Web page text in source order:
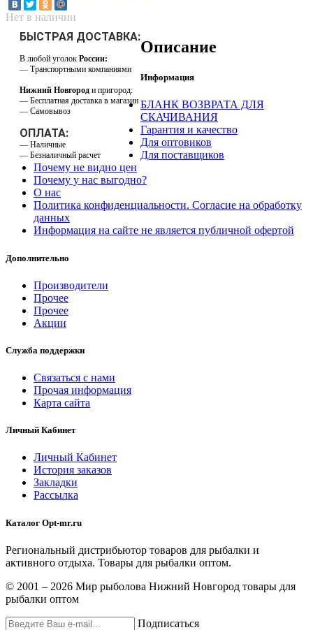
Нет в наличии
БЫСТРАЯ ДОСТАВКА:
В любой уголок России:
— Транспортными компаниями
Нижний Новгород и пригород:
— Бесплатная доставка в магазин
— Самовывоз
ОПЛАТА:
— Наличные
— Безналичный расчет
Описание
Информация
БЛАНК ВОЗВРАТА ДЛЯ
СКАЧИВАНИЯ
Гарантия и качество
Для оптовиков
Для поставщиков
Почему не видно цен
Почему у нас выгодно?
О нас
Политика конфиденциальности. Согласие на обработку
данных
Информация на сайте не является публичной офертой
Дополнительно
Производители
Прочее
Прочее
Акции
Служба поддержки
Связаться с нами
Прочая информация
Карта сайта
Личный Кабинет
Личный Кабинет
История заказов
Закладки
Рассылка
Каталог Opt-mr.ru
Региональный дистрибьютор товаров для рыбалки и
активного отдыха. Товары для рыбалки оптом.
© 2001 – 2026 Мир рыболова Нижний Новгород товары для
рыбалки оптом
Подписаться